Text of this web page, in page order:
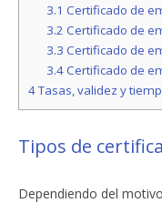
3.1 Certificado de
3.2 Certificado de
3.3 Certificado de
3.4Certificado de
4Tasas, validez y
Tipos de
Dependiendo del